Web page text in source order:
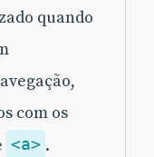
quando
com os
<a> .